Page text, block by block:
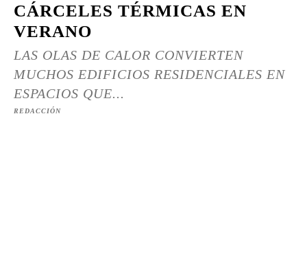
CÁRCELES TÉRMICAS EN
VERANO
LAS OLAS DE CALOR CONVIERTEN
MUCHOS EDIFICIOS RESIDENCIALES EN
ESPACIOS QUE...
REDACCIÓN